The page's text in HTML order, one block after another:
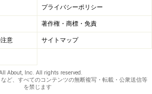
の本質を愛しているといえるでしょ
いうあなたは外見重視派。それが悪
んが、内面との愛情バランスが偏り
変化とともに冷めてしまう恐れが。
プライバシーポリシー
著作権・商標・免責
意 サイトマップ
About, Inc. All rights reserved.
ど、すべてのコンテンツの無断複写・転載・公衆送信等
を禁じます